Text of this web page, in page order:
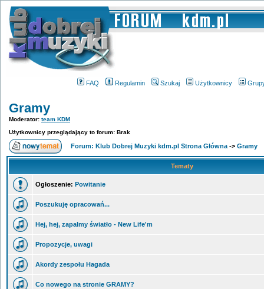
FAQ Regulamin Szukaj Użytkownicy
Gramy
Moderator: team KDM
Użytkownicy przeglądający to forum: Brak
Forum: Klub Dobrej Muzyki kdm.pl Strona Główna -> Gramy
Tematy
Ogłoszenie: Powitanie
Poszukuję opracowań...
Hej, hej, zapalmy światło - New Life'm
Propozycje, uwagi
Akordy zespołu Hagada
Co nowego na stronie GRAMY?